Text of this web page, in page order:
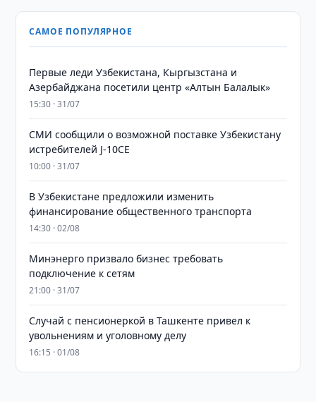
САМОЕ ПОПУЛЯРНОЕ
Первые леди Узбекистана, Кыргызстана и
Азербайджана посетили центр «Алтын Балалык»
15:30 · 31/07
СМИ сообщили о возможной поставке Узбекистану
истребителей J-10CE
10:00 · 31/07
В Узбекистане предложили изменить
финансирование общественного транспорта
14:30 · 02/08
Минэнерго призвало бизнес требовать
подключение к сетям
21:00 · 31/07
Случай с пенсионеркой в Ташкенте привел к
увольнениям и уголовному делу
16:15 · 01/08